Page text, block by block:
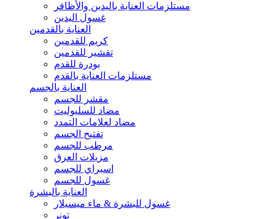
مستلزمات العناية باليدين والأظافر
غسول اليدين
العناية بالقدمين
كريم للقدمين
تقشير للقدمين
بودرة للقدم
مستلزمات العناية بالقدم
العناية بالجسم
مقشر للجسم
مضاد للسليوليت
مضاد لعلامات التمدد
تفتيح الجسم
مرطب للجسم
مزيلات العرق
اسبراي للجسم
غسول للجسم
العناية بالبشرة
غسول للبشرة & ماء ميسيلار
تونر